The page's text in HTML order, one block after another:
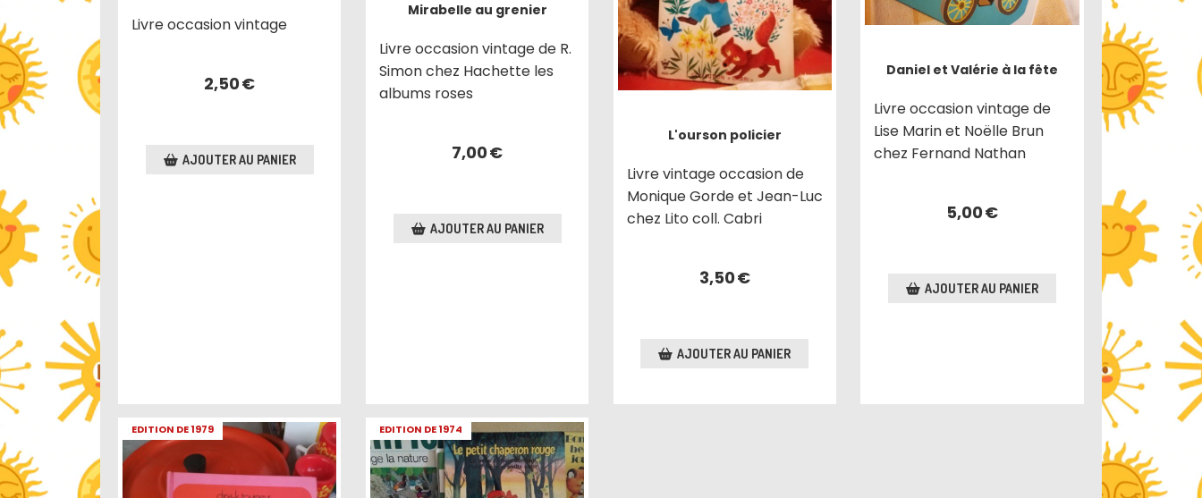
Livre occasion vintage
2,50€
AJOUTER AU PANIER
Mirabelle au grenier
Livre occasion vintage de R.
Simon chez Hachette les
albums roses
7,00€
AJOUTER AU PANIER
L'ourson policier
Livre vintage occasion de
Monique Gorde et Jean-Luc
chez Lito coll. Cabri
3,50€
AJOUTER AU PANIER
Daniel et Valérie à la fête
Livre occasion vintage de
Lise Marin et Noëlle Brun
chez Fernand Nathan
5,00€
AJOUTER AU PANIER
EDITION DE 1979 EDITION DE 1974